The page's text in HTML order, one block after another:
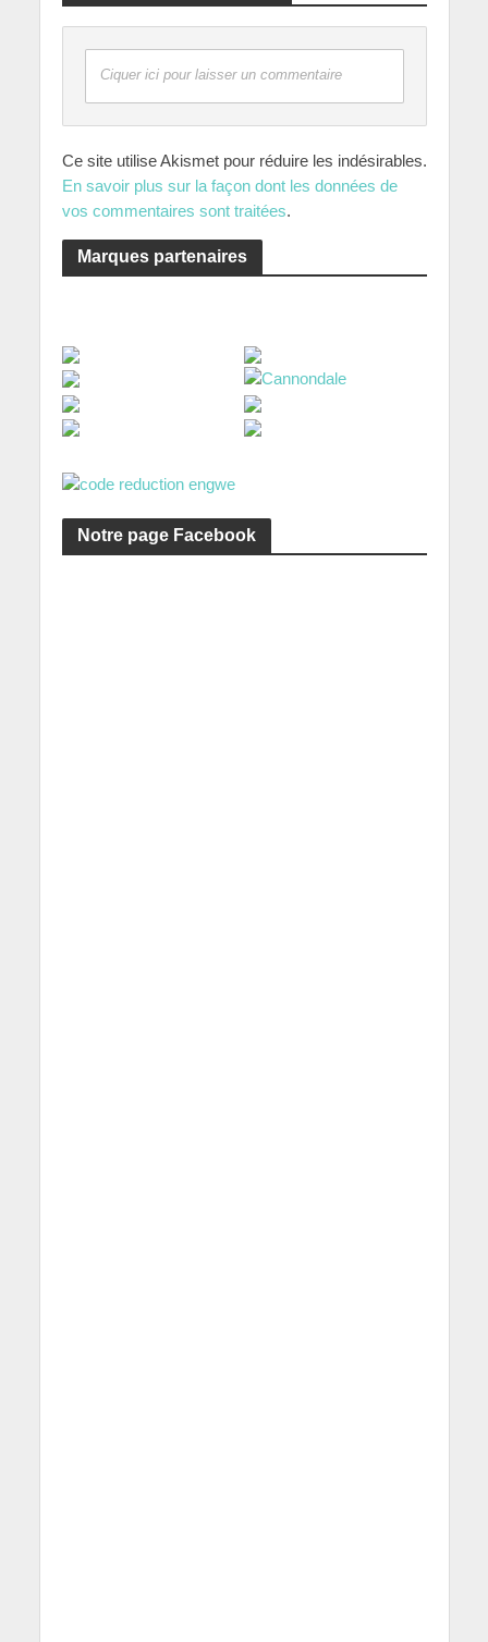
Ciquer ici pour laisser un commentaire
Ce site utilise Akismet pour réduire les indésirables.
En savoir plus sur la façon dont les données de
vos commentaires sont traitées.
Marques partenaires
Notre page Facebook